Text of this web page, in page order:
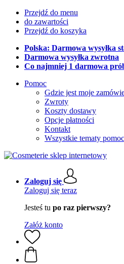
Przejdź do menu
do zawartości
Przejdź do koszyka
Polska: Darmowa wysyłka
Darmowa wysyłka zwrotna
Co najmniej 1 darmowa
Pomoc
Gdzie jest moje
Zwroty
Koszty dostawy
Opcje płatności
Kontakt
Wszystkie tematy
Zaloguj się
Zaloguj się teraz
Jesteś tu po raz pierwszy?
Załóż konto